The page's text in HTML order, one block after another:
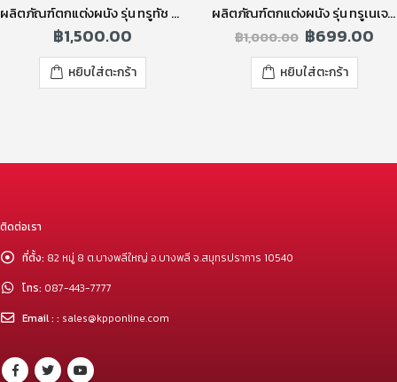
ผลิตภัณฑ์ตกแต่งผนัง รุ่น ทรูทัช ริเวอร์ ร็อค คละสี
฿1,500.00
หยิบใส่ตะกร้า
ผลิตภัณฑ์ตกแต่งผนัง รุ่น ทรูเนเจอร์ โอลด์บริค สีขาว
฿1,000.00 ฿699.00
หยิบใส่ตะกร้า
ติดต่อเรา
ที่ตั้ง: 82 หมู่ 8 ต.บางพลีใหญ่ อ.บางพลี จ.สมุทรปราการ 10540
โทร: 087-443-7777
Email : : sales@kpponline.com